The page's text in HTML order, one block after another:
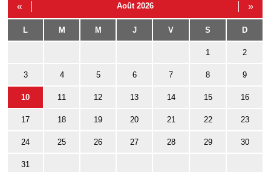
« Août 2026 »
L M M J V S D
1 2
3 4 5 6 7 8 9
10 11 12 13 14 15 16
17 18 19 20 21 22 23
24 25 26 27 28 29 30
31